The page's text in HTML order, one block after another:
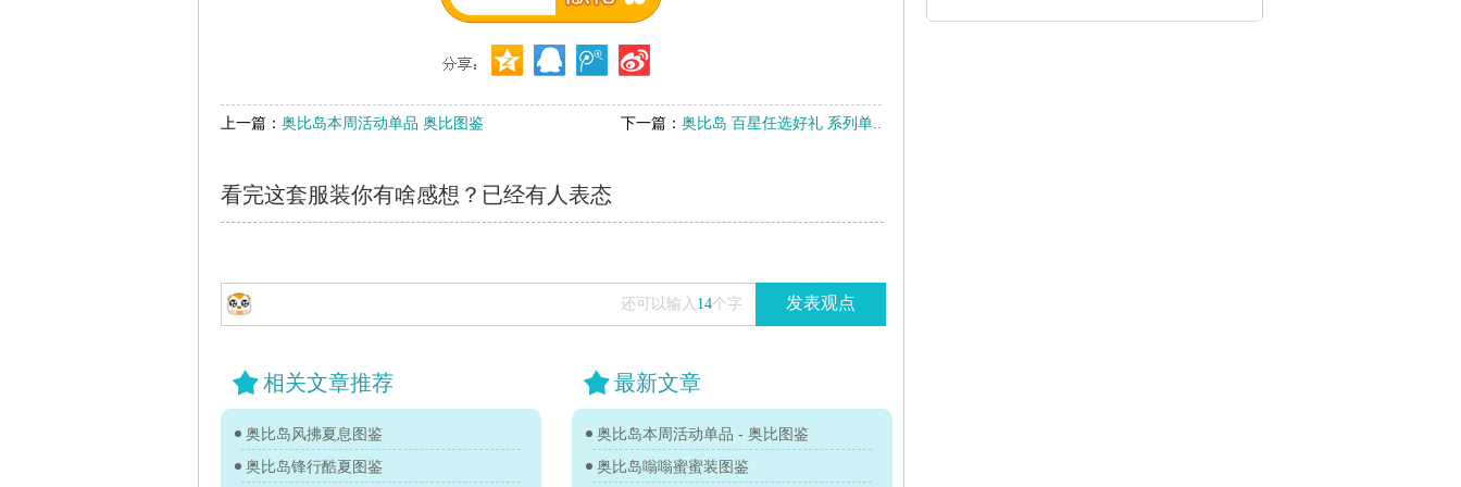
上一篇： 奥比岛本周活动单品 奥比图鉴 下一篇： 奥比岛 百星任选好礼 系列单..
看完这套服装你有啥感想？已经有人表态
还可以输入 14个字 发表观点
相关文章推荐
奥比岛风拂夏息图鉴
奥比岛锋行酷夏图鉴
最新文章
奥比岛本周活动单品 - 奥比图鉴
奥比岛嗡嗡蜜蜜装图鉴